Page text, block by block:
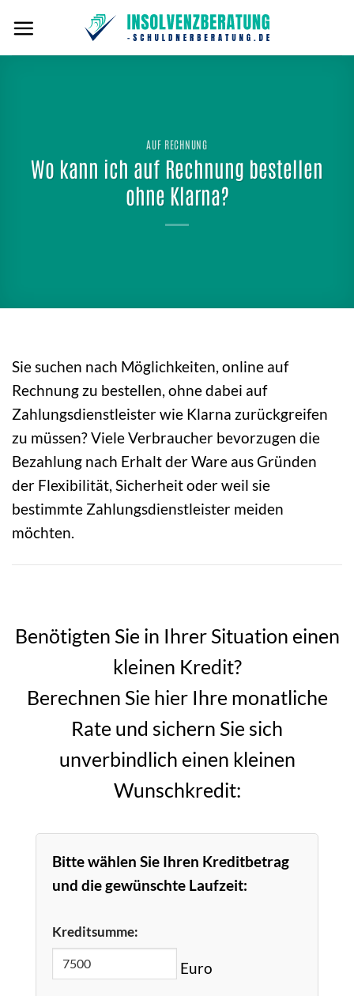
Inhalt
springen
AUF RECHNUNG
Wo kann ich auf Rechnung bestellen
ohne Klarna?
Sie suchen nach Möglichkeiten, online auf
Rechnung zu bestellen, ohne dabei auf
Zahlungsdienstleister wie Klarna zurückgreifen
zu müssen? Viele Verbraucher bevorzugen die
Bezahlung nach Erhalt der Ware aus Gründen
der Flexibilität, Sicherheit oder weil sie
bestimmte Zahlungsdienstleister meiden
möchten.
Benötigten Sie in Ihrer Situation einen
kleinen Kredit?
Berechnen Sie hier Ihre monatliche
Rate und sichern Sie sich
unverbindlich einen kleinen
Wunschkredit:
Bitte wählen Sie Ihren Kreditbetrag
und die gewünschte Laufzeit:
Kreditsumme:
Euro